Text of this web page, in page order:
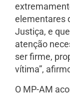
elementares
Justiça, e
atenção
ser firme,
vítima”,
O MP-AM